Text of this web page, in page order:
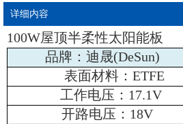
详细内容
100W屋顶半柔性太阳能板
品牌：迪晟
表面材料：ETFE
工作电压：
开路电压：18V